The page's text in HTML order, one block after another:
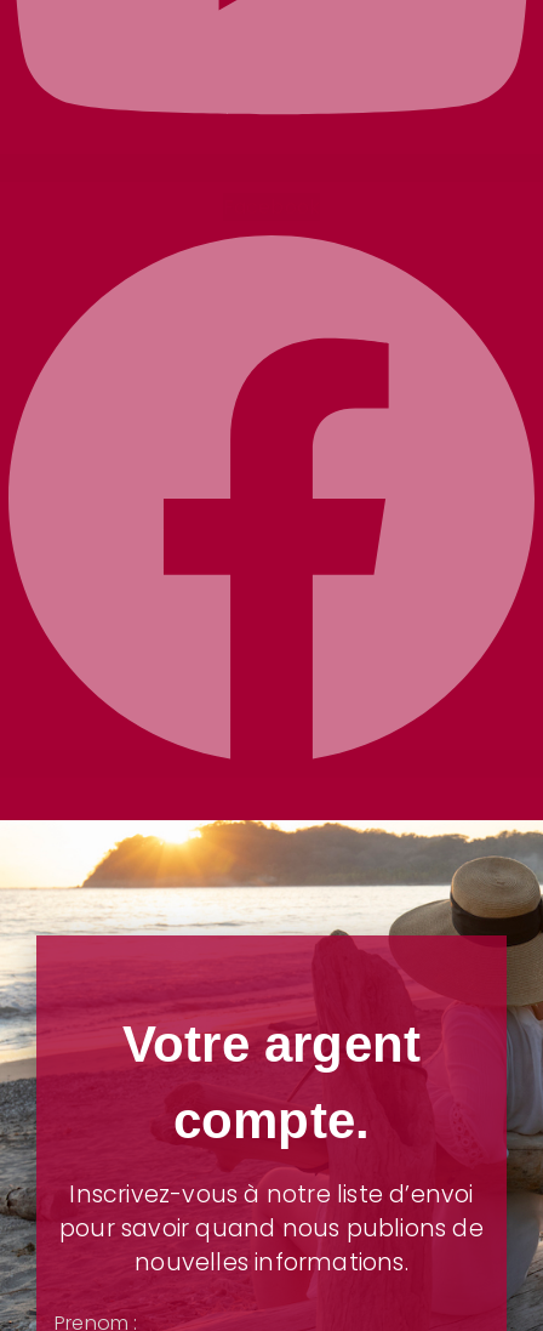
Votre argent
compte.
Inscrivez-vous à notre liste d’envoi
pour savoir quand nous publions de
nouvelles informations.
Prenom :